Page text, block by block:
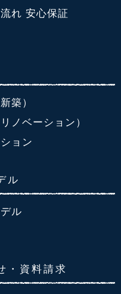
れ 安心保証
築）
ノベーション）
ョン
ル
ル
・資料請求